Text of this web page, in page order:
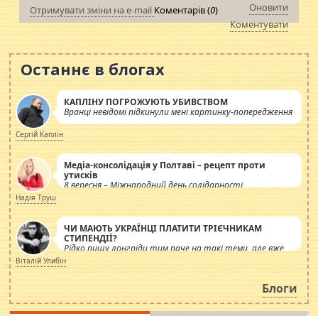
Отримувати зміни на e-mail Коментарів (0)
Оновити
Коментувати
Останнє в блогах
КАПЛІНУ ПОГРОЖУЮТЬ УБИВСТВОМ
Вранці невідомі підкинули мені картинку-попередження
Сергій Каплін
Медіа-консолідація у Полтаві – рецепт проти
утисків
8 вересня – Міжнародний день солідарності
журналістів.
Надія Труш
ЧИ МАЮТЬ УКРАЇНЦІ ПЛАТИТИ ТРІЄЧНИКАМ
СТИПЕНДІЇ?
Рідко пишу лонгріди тим паче на такі теми, але вже
просто дістало! Обурюють сьогоднішні інсенуації
навколо стипендіального питання. Штучно
роздувається ще одна соціальна катастрофа.
Віталій Улибін
Блоги